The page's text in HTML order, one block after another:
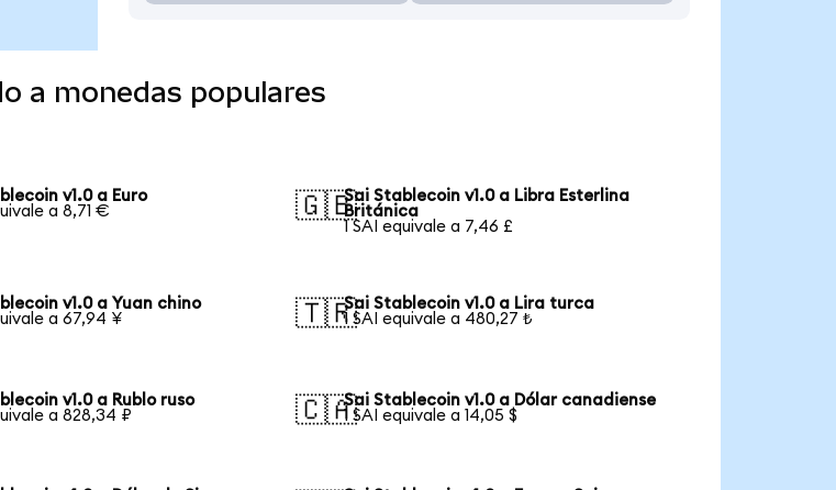
a monedas populares
v1.0 a Euro
a 8,71 €
🇬🇧Sai Stablecoin v1.0 a Libra Esterlina
Británica
1 SAI equivale a 7,46 £
v1.0 a Yuan chino
a 67,94 ¥
🇹🇷Sai Stablecoin v1.0 a Lira turca
1 SAI equivale a 480,27 ₺
v1.0 a Rublo ruso
a 828,34 ₽
🇨🇦Sai Stablecoin v1.0 a Dólar canadiense
1 SAI equivale a 14,05 $